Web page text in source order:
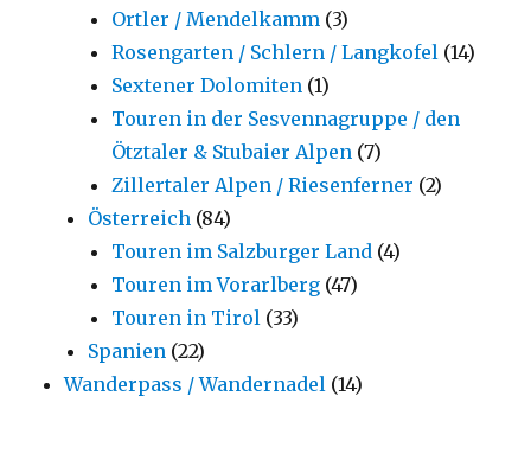
Ortler / Mendelkamm (3)
Rosengarten / Schlern / Langkofel (14)
Sextener Dolomiten (1)
Touren in der Sesvennagruppe / den
Ötztaler & Stubaier Alpen (7)
Zillertaler Alpen / Riesenferner (2)
Österreich (84)
Touren im Salzburger Land (4)
Touren im Vorarlberg (47)
Touren in Tirol (33)
Spanien (22)
Wanderpass / Wandernadel (14)